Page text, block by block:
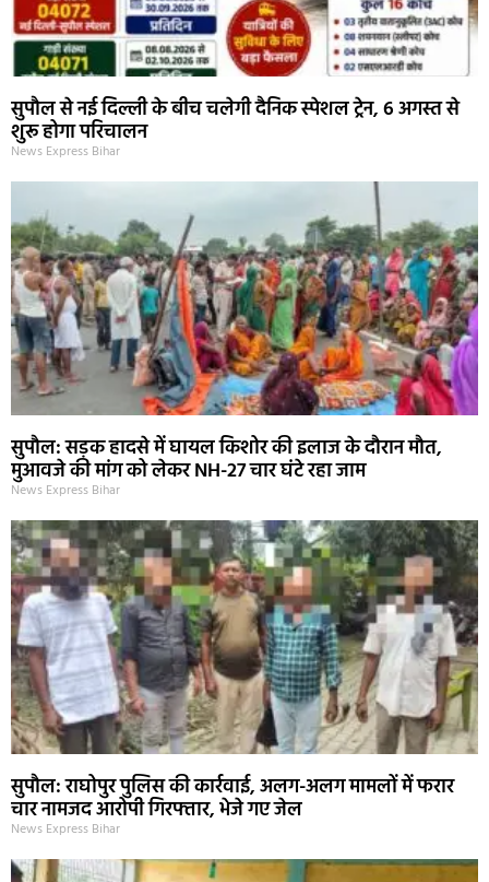
सुपौल से नई दिल्ली के बीच चलेगी दैनिक स्पेशल ट्रेन, 6 अगस्त से
शुरू होगा परिचालन
News Express Bihar
सुपौल: सड़क हादसे में घायल किशोर की इलाज के दौरान मौत,
मुआवजे की मांग को लेकर NH-27 चार घंटे रहा जाम
News Express Bihar
सुपौल: राघोपुर पुलिस की कार्रवाई, अलग-अलग मामलों में फरार
चार नामजद आरोपी गिरफ्तार, भेजे गए जेल
News Express Bihar